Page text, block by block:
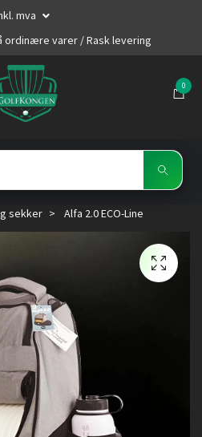
mva
ordinære varer / Rask levering
0
sekker Alfa 2.0 ECO-Line